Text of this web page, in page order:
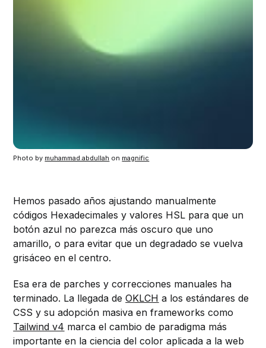
Photo by muhammad.abdullah on magnific
Hemos pasado años ajustando manualmente
códigos Hexadecimales y valores HSL para que un
botón azul no parezca más oscuro que uno
amarillo, o para evitar que un degradado se vuelva
grisáceo en el centro.
Esa era de parches y correcciones manuales ha
terminado. La llegada deOKLCH a los estándares de
CSS y su adopción masiva en frameworks como
Tailwind v4 marca el cambio de paradigma más
importante en la ciencia del color aplicada a la web